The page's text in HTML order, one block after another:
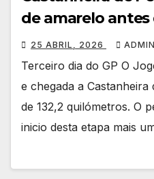
de amarelo
25 ABRIL, 2026 ADMIN
Terceiro dia do GP O
e chegada a
de 132,2 quilómetros. O
inicio desta etapa mais